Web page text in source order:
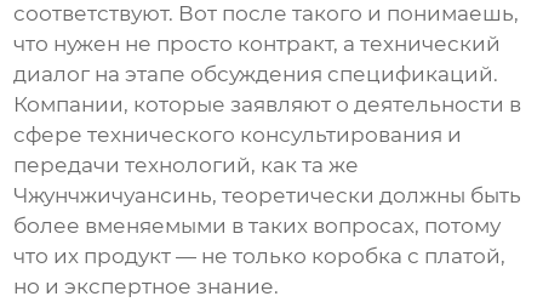
соответствуют. Вот после такого и понимаешь,
что нужен не просто контракт, а технический
диалог на этапе обсуждения спецификаций.
Компании, которые заявляют о деятельности в
сфере технического консультирования и
передачи технологий, как та же
Чжунчжичуансинь, теоретически должны быть
более вменяемыми в таких вопросах, потому
что их продукт — не только коробка с платой,
но и экспертное знание.